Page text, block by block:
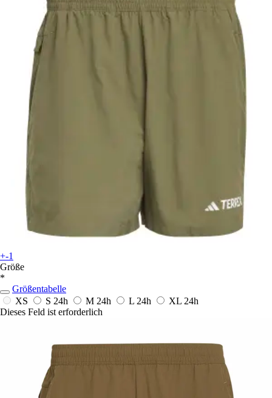
+-1
Größe
*
Größentabelle
XS
S 24h M 24h L 24h XL 24h
Dieses Feld ist erforderlich